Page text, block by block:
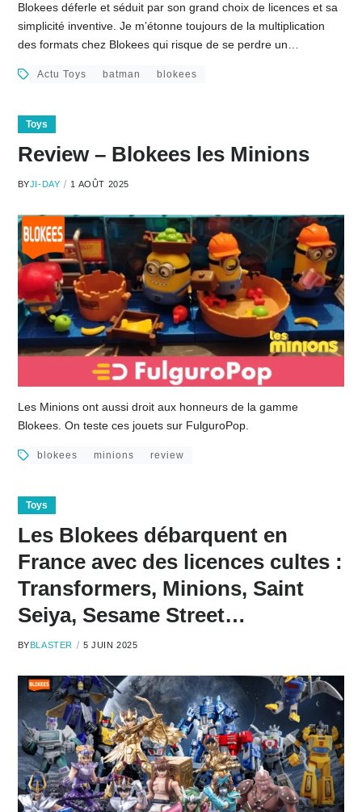
Blokees déferle et séduit par son grand choix de licences et sa
simplicité inventive. Je m’étonne toujours de la multiplication
des formats chez Blokees qui risque de se perdre un…
Actu Toys batman blokees
Toys
Review – Blokees les Minions
BYJI-DAY 1 AOÛT 2025
Les Minions ont aussi droit aux honneurs de la gamme
Blokees. On teste ces jouets sur FulguroPop.
blokees minions review
Toys
Les Blokees débarquent en
France avec des licences cultes :
Transformers, Minions, Saint
Seiya, Sesame Street…
BY BLASTER 5 JUIN 2025